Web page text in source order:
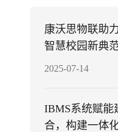
康沃思物联助
智慧校园新典
2025-07-14
IBMS系统赋能
合，构建一体